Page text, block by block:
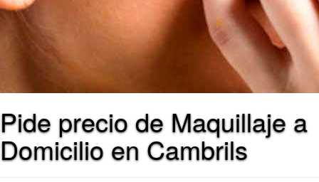
Pide precio de Maquillaje a
Domicilio en Cambrils